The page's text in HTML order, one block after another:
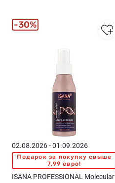
02.08.2026 - 01.09.2026
Подарок за покупку свыше
7,99 евро!
ISANA PROFESSIONAL Molecular
30%